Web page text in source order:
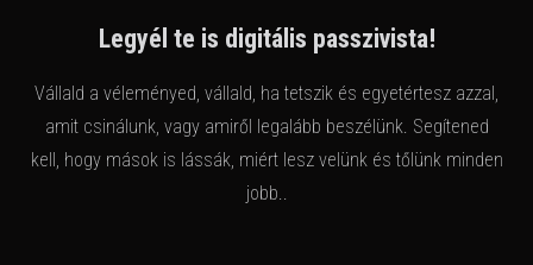
Legyél te is digitális passzivista!
Vállald a véleményed, vállald, ha tetszik és egyetértesz azzal,
amit csinálunk, vagy amiről legalább beszélünk. Segítened
kell, hogy mások is lássák, miért lesz velünk és tőlünk minden
jobb..